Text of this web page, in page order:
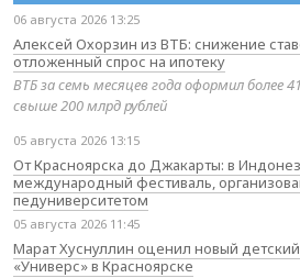
06 августа 2026 13:25
Алексей Охорзин из ВТБ: снижение
отложенный спрос на ипотеку
ВТБ за семь месяцев года оформил более
свыше 200 млрд рублей
05 августа 2026 13:15
От Красноярска до Джакарты: в
международный фестиваль,
педуниверситетом
05 августа 2026 11:45
Марат Хуснуллин оценил новый
«Универс» в Красноярске